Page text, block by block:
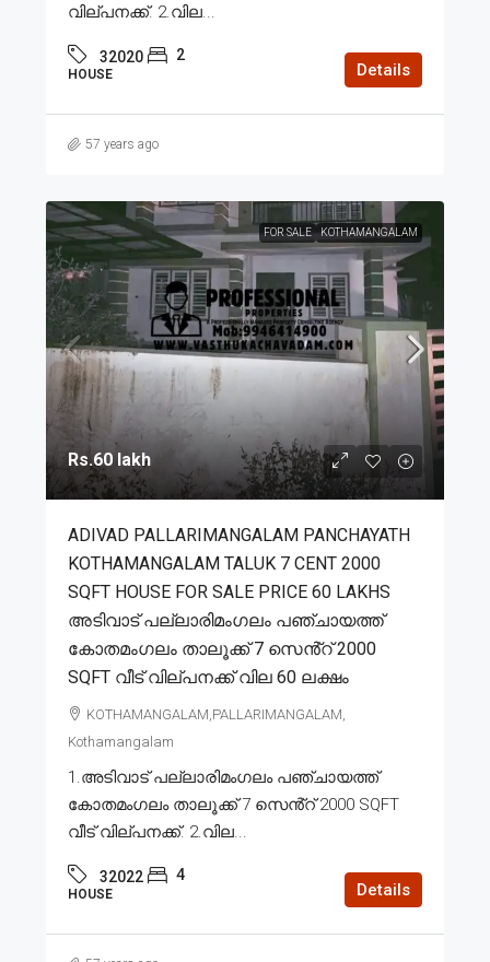
വില്പനക്ക്. 2.വില...
32020 2
HOUSE Details
57 years ago
FOR SALE KOTHAMANGALAM
Rs.60 lakh
ADIVAD PALLARIMANGALAM PANCHAYATH
KOTHAMANGALAM TALUK 7 CENT 2000
SQFT HOUSE FOR SALE PRICE 60 LAKHS
അടിവാട് പല്ലാരിമംഗലം പഞ്ചായത്ത്
കോതമംഗലം താലൂക്ക് 7 സെൻ്റ് 2000
SQFT വീട് വില്പനക്ക് വില 60 ലക്ഷം
KOTHAMANGALAM,PALLARIMANGALAM,
Kothamangalam
1.അടിവാട് പല്ലാരിമംഗലം പഞ്ചായത്ത്
കോതമംഗലം താലൂക്ക് 7 സെൻ്റ് 2000 SQFT
വീട് വില്പനക്ക്. 2.വില...
32022 4
HOUSE Details